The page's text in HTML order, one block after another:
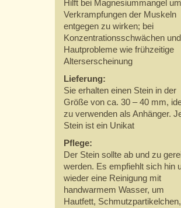
Hilft bei Magnesiummangel um
Verkrampfungen der Muskeln
entgegen zu wirken; bei
Konzentrationsschwächen und
Hautprobleme wie frühzeitige
Alterserscheinung
Lieferung:
Sie erhalten einen Stein in der
Größe von ca. 30 – 40 mm,
zu verwenden als Anhänger.
Stein ist ein Unikat
Pflege:
Der Stein sollte ab und zu
werden. Es empfiehlt sich hin
wieder eine Reinigung mit
handwarmem Wasser, um
Hautfett, Schmutzpartikelchen,